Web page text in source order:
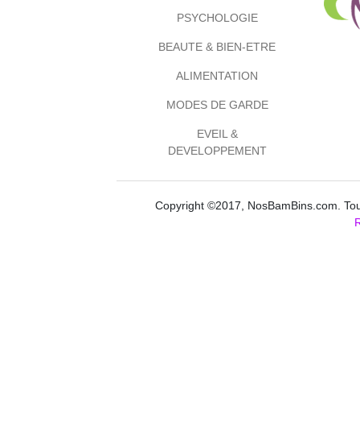
PSYCHOLOGIE
BEAUTE & BIEN-ETRE
ALIMENTATION
MODES DE GARDE
EVEIL &
DEVELOPPEMENT
Copyright ©2017, NosBamBins.com.